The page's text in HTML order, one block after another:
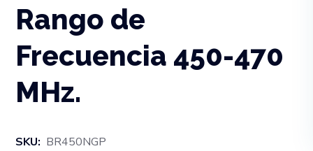
Rango de
Frecuencia 450-470
MHz.
SKU: BR450NGP